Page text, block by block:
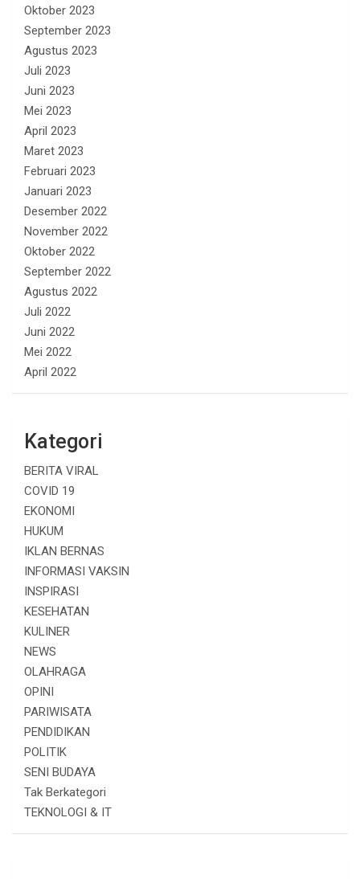
Oktober 2023
September 2023
Agustus 2023
Juli 2023
Juni 2023
Mei 2023
April 2023
Maret 2023
Februari 2023
Januari 2023
Desember 2022
November 2022
Oktober 2022
September 2022
Agustus 2022
Juli 2022
Juni 2022
Mei 2022
April 2022
Kategori
BERITA VIRAL
COVID 19
EKONOMI
HUKUM
IKLAN BERNAS
INFORMASI VAKSIN
INSPIRASI
KESEHATAN
KULINER
NEWS
OLAHRAGA
OPINI
PARIWISATA
PENDIDIKAN
POLITIK
SENI BUDAYA
Tak Berkategori
TEKNOLOGI & IT